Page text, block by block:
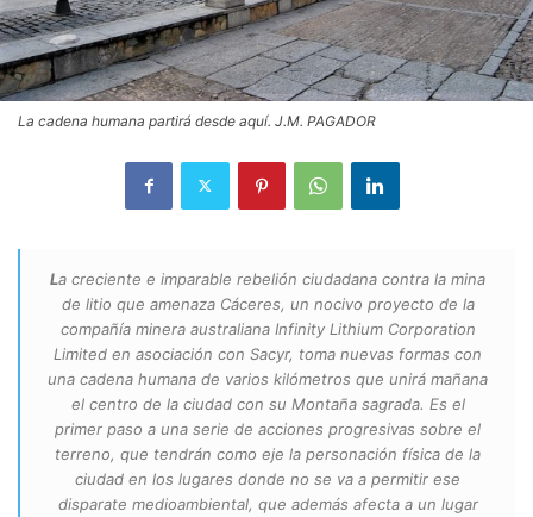
La cadena humana partirá desde aquí. J.M. PAGADOR
La creciente e imparable rebelión ciudadana contra la mina
de litio que amenaza Cáceres, un nocivo proyecto de la
compañía minera australiana Infinity Lithium Corporation
Limited en asociación con Sacyr, toma nuevas formas con
una cadena humana de varios kilómetros que unirá mañana
el centro de la ciudad con su Montaña sagrada. Es el
primer paso a una serie de acciones progresivas sobre el
terreno, que tendrán como eje la personación física de la
ciudad en los lugares donde no se va a permitir ese
disparate medioambiental, que además afecta a un lugar